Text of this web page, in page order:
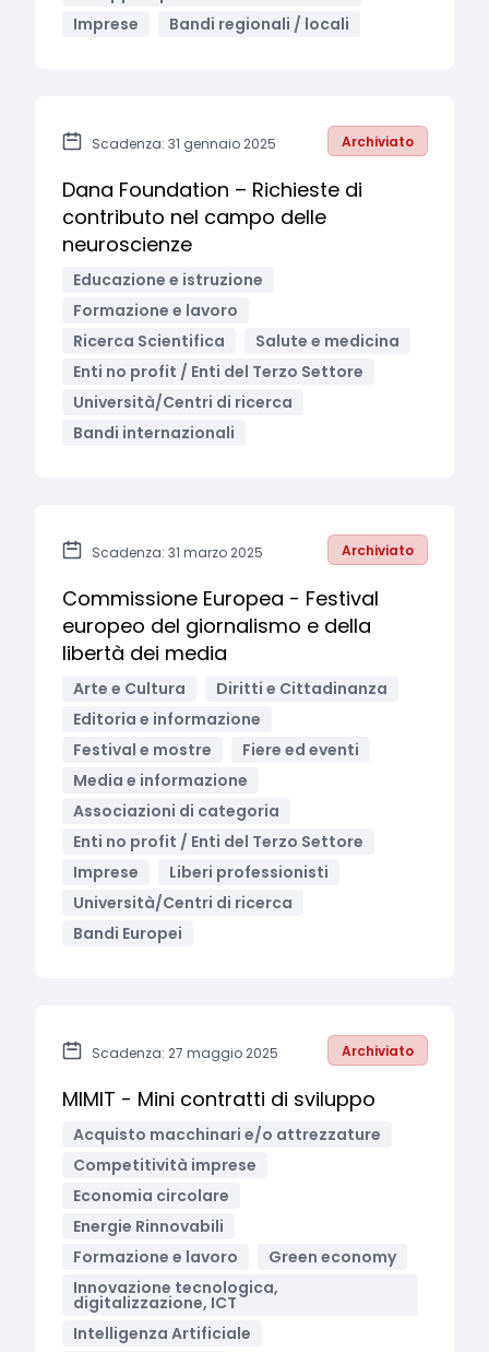
Imprese
Bandi regionali / locali
Scadenza: 31 gennaio 2025 Archiviato
Dana Foundation – Richieste di
contributo nel campo delle
neuroscienze
Educazione e istruzione
Formazione e lavoro
Ricerca Scientifica
Salute e medicina
Enti no profit / Enti del Terzo Settore
Università/Centri di ricerca
Bandi internazionali
Scadenza: 31 marzo 2025 Archiviato
Commissione Europea - Festival
europeo del giornalismo e della
libertà dei media
Arte e Cultura
Diritti e Cittadinanza
Editoria e informazione
Festival e mostre
Fiere ed eventi
Media e informazione
Associazioni di categoria
Enti no profit / Enti del Terzo Settore
Imprese
Liberi professionisti
Università/Centri di ricerca
Bandi Europei
Scadenza: 27 maggio 2025 Archiviato
MIMIT - Mini contratti di sviluppo
Acquisto macchinari e/o attrezzature
Competitività imprese
Economia circolare
Energie Rinnovabili
Formazione e lavoro
Green economy
Innovazione tecnologica,
digitalizzazione, ICT
Intelligenza Artificiale